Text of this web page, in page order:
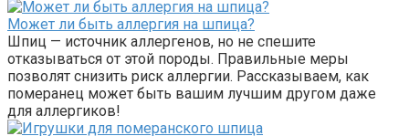
Может ли быть аллергия на шпица?
Шпиц — источник аллергенов, но не спешите
отказываться от этой породы. Правильные меры
позволят снизить риск аллергии. Рассказываем, как
померанец может быть вашим лучшим другом даже
для аллергиков!